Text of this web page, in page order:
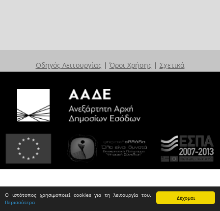
Δέχομαι
Ο ιστότοπος χρησιμοποιεί cookies για τη λειτουργία του.
Περισσότερα
Οδηγός Λειτουργίας | Όροι Χρήσης | Σχετικά